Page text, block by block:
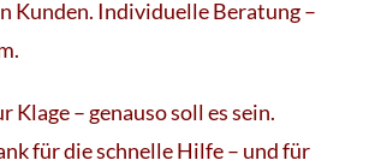
Kunden. Individuelle Beratung –
Klage – genauso soll es sein.
für die schnelle Hilfe – und für